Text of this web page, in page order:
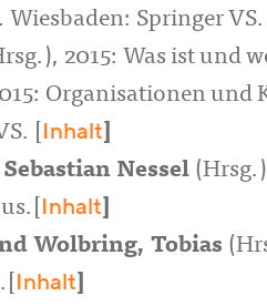
Springer
2015: Was ist und
Organisationen
[ Inhalt
Sebastian Nessel
Inhalt
Wolbring, Tobias
Inhalt